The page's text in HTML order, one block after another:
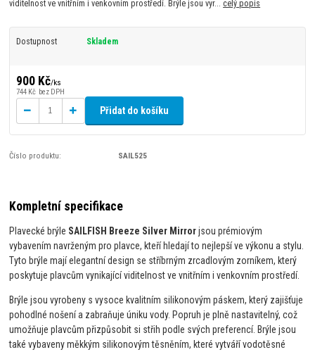
viditelnost ve vnitřním i venkovním prostředí. Brýle jsou vyr...celý popis
Dostupnost Skladem
900 Kč/ks
744 Kč bez DPH
Přidat do košíku
Číslo produktu: SAIL525
Kompletní specifikace
Plavecké brýle SAILFISH Breeze Silver Mirrorjsou prémiovým
vybavením navrženým pro plavce, kteří hledají to nejlepší ve výkonu a stylu.
Tyto brýle mají elegantní design se stříbrným zrcadlovým zorníkem, který
poskytuje plavcům vynikající viditelnost ve vnitřním i venkovním prostředí.
Brýle jsou vyrobeny s vysoce kvalitním silikonovým páskem, který zajišťuje
pohodlné nošení a zabraňuje úniku vody. Popruh je plně nastavitelný, což
umožňuje plavcům přizpůsobit si střih podle svých preferencí. Brýle jsou
také vybaveny měkkým silikonovým těsněním, které vytváří vodotěsné